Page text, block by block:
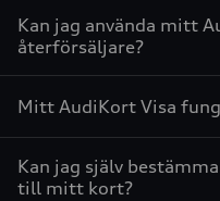
Kan jag använda mitt
återförsäljare?
Mitt AudiKort Visa
Kan jag själv
till mitt kort?